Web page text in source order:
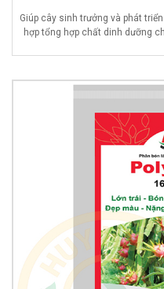
Giúp cây sinh trưởng và phát
hợp tổng hợp chất dinh dưỡng